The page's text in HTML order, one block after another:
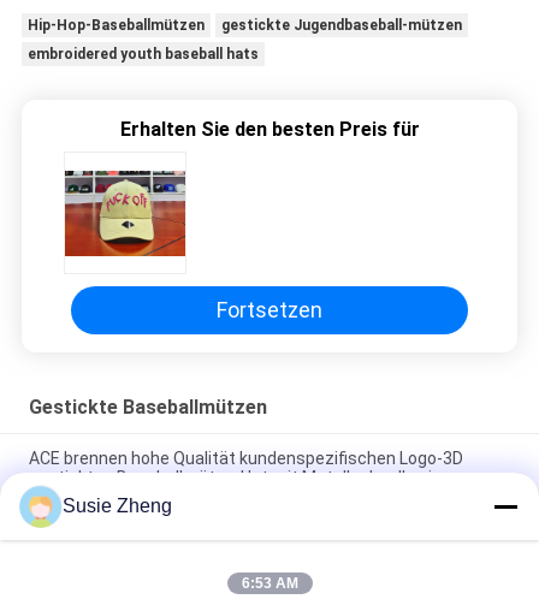
Hip-Hop-Baseballmützen
gestickte Jugendbaseball-mützen
embroidered youth baseball hats
Erhalten Sie den besten Preis für
Fortsetzen
Gestickte Baseballmützen
ACE brennen hohe Qualität kundenspezifischen Logo-3D
gestickten Baseballmütze-Hut mit Metallschnalle ein
Platten-Baseballmütze-fester klassischer sechs Platten-
unstrukturierter Vati-Hut 100% des Polyester-6
Fernlastfahrer gebogene Platten-Vati-Kappe des Rand-sechs
Susie Zheng
6:53 AM